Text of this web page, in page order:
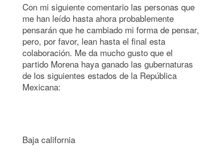
Con mi siguiente comentario las personas que
me han leído hasta ahora probablemente
pensarán que he cambiado mi forma de pensar,
pero, por favor, lean hasta el final esta
colaboración. Me da mucho gusto que el
partido Morena haya ganado las gubernaturas
de los siguientes estados de la República
Mexicana:
Baja california